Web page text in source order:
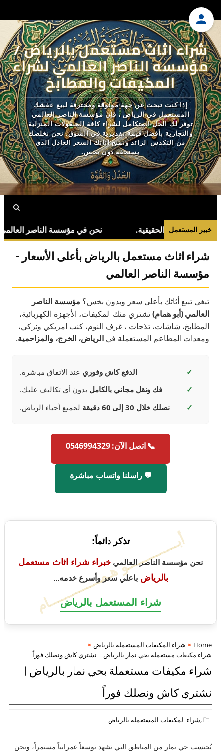
شراء اثاث مستعمل بالرياض /
مؤسسه الناصر العالمي لشراء
المكيفات والمطابخ
إذا كنت تبحث عن جهة موثوقة ومحترفة لبيع عفشك
المستعمل في الرياض ، فإن مؤسسة الناصر العالمي
توفر لك الحل المتكامل لشراء كافة المنقولات المنزلية
والتجارية بأفضل قيمة تقديرية في السوق. نحن نخلصك
من التكدس الزائد ونمنح أثاثك السعر العادل الذي
يستحقه دون بخس.
خبير المستعمل
شراء اثاث مستعمل بالرياض بأعلى الأسعار -
مؤسسة الناصر العالمي
تبغى تبيع أثاثك بأعلى سعر وبدون بخس؟ مؤسسة الناصر
العالمي (أبو همام)تشتري منك المكيفات، الأجهزة الكهربائية،
المطابخ، شاشات، تلاجات ، غرف النوم، كنب امريكي وتركي،
ومعدات المطاعم المستعملة في الرياض، الخرج، والمزاحمية.
✓ الدفع كاش وفوري عند الاتفاق مباشرة.
✓
فك ونقل مجاني بالكامل بدون أي تكاليف عليك.
✓
نصلك خلال 30 إلى 60 دقيقة لجميع أحياء الرياض.
📞 اتصل الآن: 0546994329
💬 راسلنا واتساب مباشرة
أبــــــــــــــو هـمــــــــــــــام
تذكر دائماً:
نحن مؤسسة الناصر العالمي خبراء شراء اثاث مستعمل
بالرياضباعلي سعر وأسرع خدمه...
شراء المستعمل بالرياض
Home
شراء المكيفات المستعمله بالرياض
شراء مكيفات مستعملة بحي نمار بالرياض | نشتري كاش ونصلك فوراً
شراء مكيفات مستعملة بحي نمار بالرياض |
نشتري كاش ونصلك فوراً
,شراء المكيفات المستعمله بالرياض
يُحتسب حي نمار من المناطق التي تشهد توسعاً عمرانياً مستمراً، ونحن